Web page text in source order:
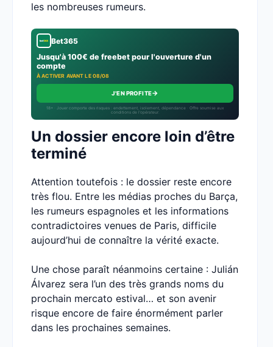
les nombreuses rumeurs.
Bet365
Jusqu'à 100€ de freebet pour l'ouverture d'un
compte
À ACTIVER AVANT LE 08/08
J'EN PROFITE→
18+ · Jouer comporte des risques : endettement, isolement, dépendance · Offre soumise aux
conditions de l’opérateur.
Un dossier encore loin d’être
terminé
Attention toutefois : le dossier reste encore
très flou. Entre les médias proches du Barça,
les rumeurs espagnoles et les informations
contradictoires venues de Paris, difficile
aujourd’hui de connaître la vérité exacte.
Une chose paraît néanmoins certaine : Julián
Álvarez sera l’un des très grands noms du
prochain mercato estival… et son avenir
risque encore de faire énormément parler
dans les prochaines semaines.